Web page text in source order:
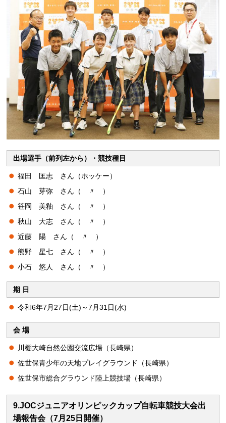
出場選手（前列左から）・競技種目
福田 匡志 さん（ホッケー）
石山 芽弥 さん（ 〃 ）
笹岡 美釉 さん（ 〃 ）
秋山 大志 さん（ 〃 ）
近藤 陽 さん（ 〃 ）
熊野 星七 さん（ 〃 ）
小石 悠人 さん（ 〃 ）
期 日
令和6年7月27日(土)～7月31日(水)
会 場
川棚大崎自然公園交流広場（長崎県）
佐世保青少年の天地プレイグラウンド（長崎県）
佐世保市総合グラウンド陸上競技場（長崎県）
9.JOCジュニアオリンピックカップ自転車競技大会出
場報告会（7月25日開催）